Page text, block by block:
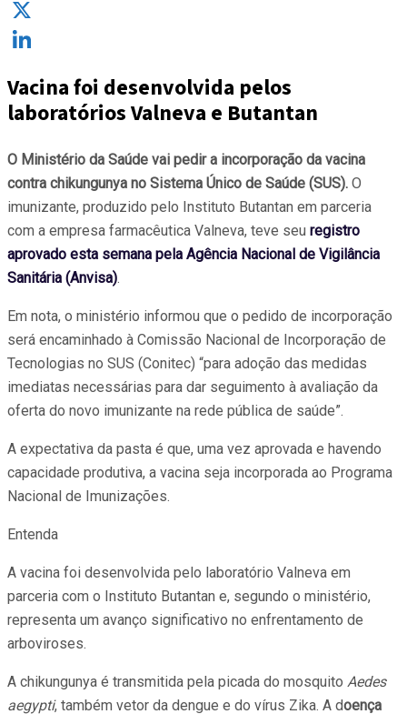
Telegram
X
Vacina foi desenvolvida pelos
laboratórios Valneva e Butantan
O Ministério da Saúde vai pedir a incorporação da vacina
contra chikungunya no Sistema Único de Saúde (SUS). O
imunizante, produzido pelo Instituto Butantan em parceria
com a empresa farmacêutica Valneva, teve seu registro
aprovado esta semana pela Agência Nacional de Vigilância
Sanitária (Anvisa).
Em nota, o ministério informou que o pedido de incorporação
será encaminhado à Comissão Nacional de Incorporação de
Tecnologias no SUS (Conitec) “para adoção das medidas
imediatas necessárias para dar seguimento à avaliação da
oferta do novo imunizante na rede pública de saúde”.
A expectativa da pasta é que, uma vez aprovada e havendo
capacidade produtiva, a vacina seja incorporada ao Programa
Nacional de Imunizações.
Entenda
A vacina foi desenvolvida pelo laboratório Valneva em
parceria com o Instituto Butantan e, segundo o ministério,
representa um avanço significativo no enfrentamento de
arboviroses.
A chikungunya é transmitida pela picada do mosquito Aedes
aegypti, também vetor da dengue e do vírus Zika. A doença